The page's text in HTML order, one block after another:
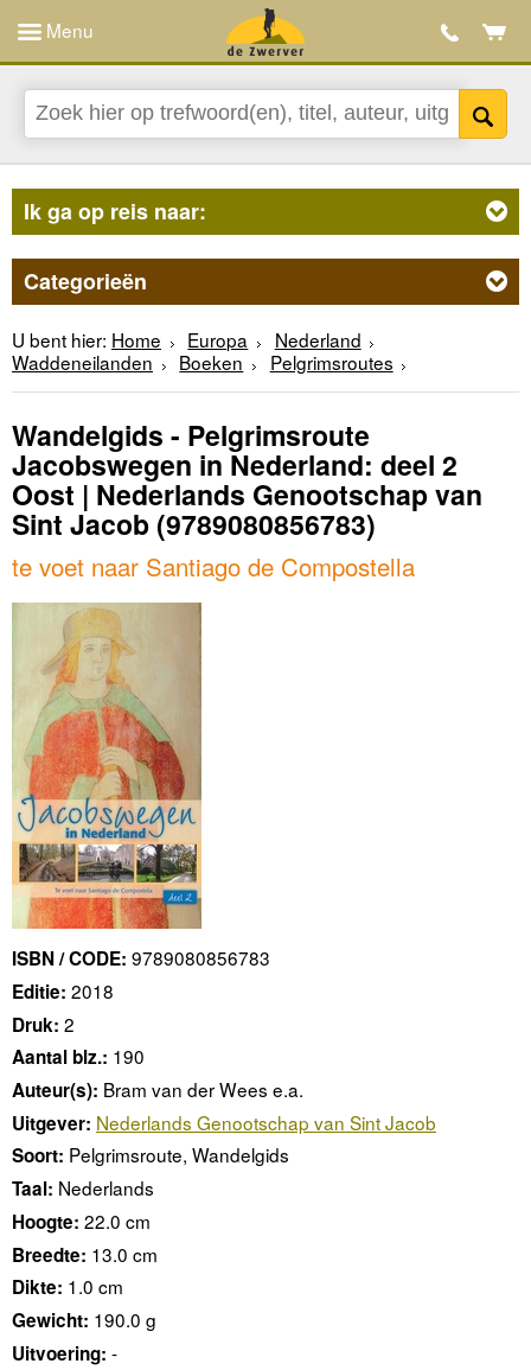
Menu
Ik ga op reis naar:
Categorieën
U bent hier: Home Europa
Nederland
Waddeneilanden
Boeken Pelgrimsroutes
Wandelgids - Pelgrimsroute
Jacobswegen in Nederland: deel 2
Oost | Nederlands Genootschap van
Sint Jacob (9789080856783)
te voet naar Santiago de Compostella
ISBN / CODE: 9789080856783
Editie: 2018
Druk: 2
Aantal blz.: 190
Auteur(s): Bram van der Wees e.a.
Uitgever: Nederlands Genootschap van Sint Jacob
Soort: Pelgrimsroute, Wandelgids
Taal: Nederlands
Hoogte: 22.0 cm
Breedte: 13.0 cm
Dikte: 1.0 cm
Gewicht: 190.0 g
Uitvoering: -